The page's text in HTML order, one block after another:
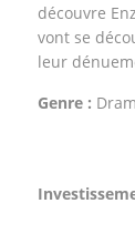
découvre
vont se
leur
Genre :